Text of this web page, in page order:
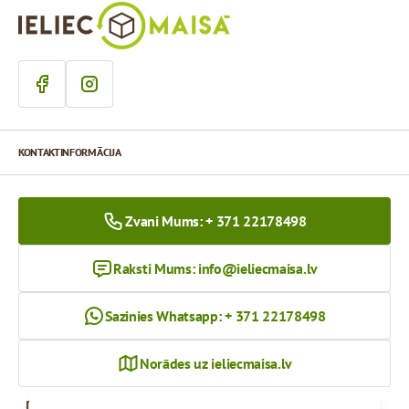
KONTAKTINFORMĀCIJA
Zvani Mums: + 371 22178498
Raksti Mums: info@ieliecmaisa.lv
Sazinies Whatsapp: + 371 22178498
Norādes uz ieliecmaisa.lv